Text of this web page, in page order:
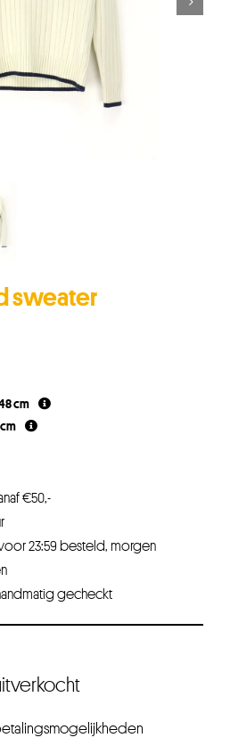
sweater
cm
€50,-
23:59 besteld, morgen
gecheckt